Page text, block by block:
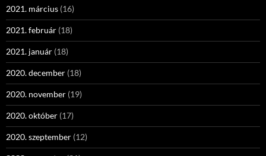
2021. március (16)
2021. február (18)
2021. január (18)
2020. december (18)
2020. november (19)
2020. október (17)
2020. szeptember (12)